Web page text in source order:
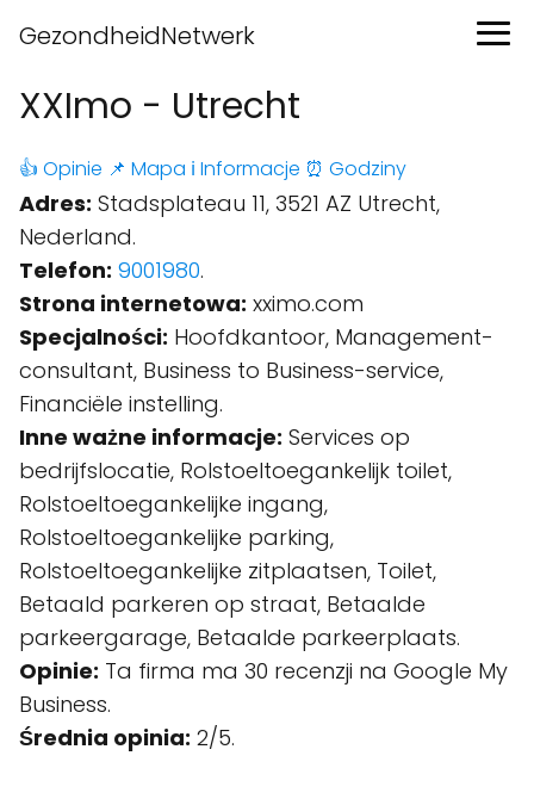
GezondheidNetwerk
XXImo - Utrecht
👍 Opinie 📌 Mapa ℹ️ Informacje ⏰ Godziny
Adres: Stadsplateau 11, 3521 AZ Utrecht,
Nederland.
Telefon: 9001980.
Strona internetowa: xximo.com
Specjalności: Hoofdkantoor, Management-
consultant, Business to Business-service,
Financiële instelling.
Inne ważne informacje: Services op
bedrijfslocatie, Rolstoeltoegankelijk toilet,
Rolstoeltoegankelijke ingang,
Rolstoeltoegankelijke parking,
Rolstoeltoegankelijke zitplaatsen, Toilet,
Betaald parkeren op straat, Betaalde
parkeergarage, Betaalde parkeerplaats.
Opinie: Ta firma ma 30 recenzji na Google My
Business.
Średnia opinia: 2/5.